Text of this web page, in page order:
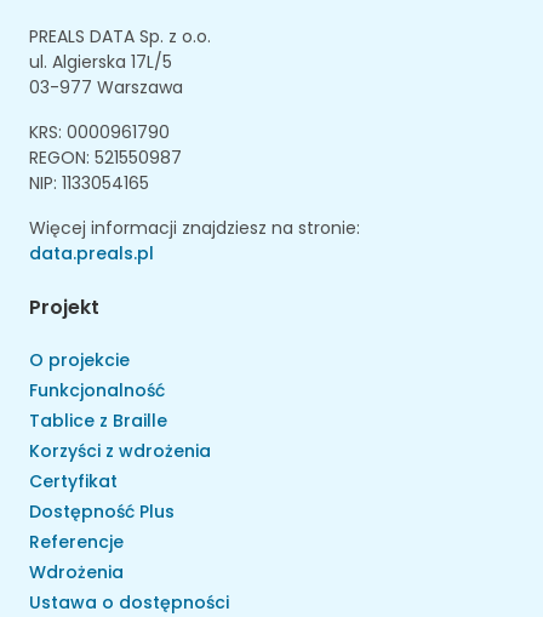
PREALS DATA Sp. z o.o.
ul. Algierska 17L/5
03-977 Warszawa
KRS: 0000961790
REGON: 521550987
NIP: 1133054165
Więcej informacji znajdziesz na stronie:
data.preals.pl
Projekt
O projekcie
Funkcjonalność
Tablice z Braille
Korzyści z wdrożenia
Certyfikat
Dostępność Plus
Referencje
Wdrożenia
Ustawa o dostępności